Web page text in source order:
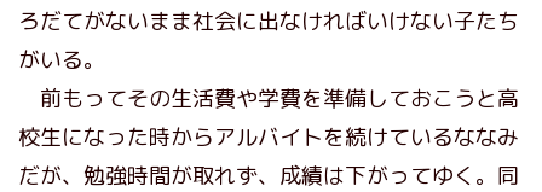
ろだてがないまま社会に出なければいけない子たち
がいる。
前もってその生活費や学費を準備しておこうと高
校生になった時からアルバイトを続けているななみ
だが、勉強時間が取れず、成績は下がってゆく。同